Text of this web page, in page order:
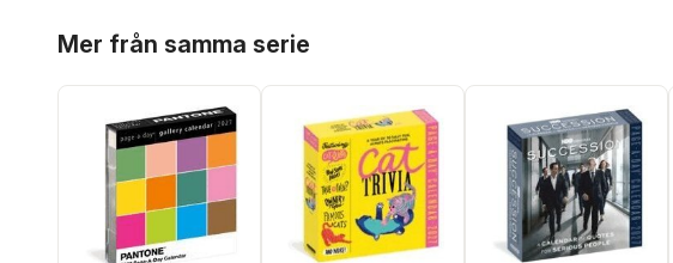
Mer från samma serie